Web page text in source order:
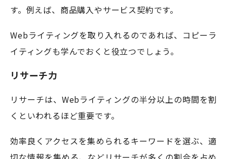
す。例えば、商品購入やサービス契約です。
Webライティングを取り入れるのであれば、コピーラ
イティングも学んでおくと役立つでしょう。
リサーチ力
リサーチは、Webライティングの半分以上の時間を割
くといわれるほど重要です。
効率良くアクセスを集められるキーワードを選ぶ、適